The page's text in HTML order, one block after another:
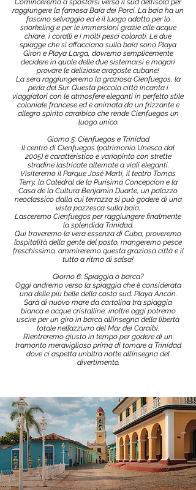
Cominceremo a spostarsi verso il sud dell’isola per
raggiungere la famosa Baia dei Porci. La baia ha un
fascino selvaggio ed è il luogo adatto per lo
snorkeling e per le immersioni grazie alle acque
chiare, i coralli e i molti pesci colorati. Le due
spiagge che si affacciano sulla baia sono Playa
Giron e Playa Larga, dovremo semplicemente
decidere in quale delle due sistemarsi e magari
provare le deliziose aragoste cubane!
La sera raggiungeremo la graziosa Cienfuegos, la
perla del Sur. Questa piccola città incanta i
viaggiatori con le atmosfere eleganti in perfetto stile
coloniale francese ed è animata da un frizzante e
allegro spirito caraibico che rende Cienfuegos un
luogo unico.
Giorno 5: Cienfuegos e Trinidad
Il centro di Cienfuegos (patrimonio Unesco dal
2005) è caratteristico e variopinto con strette
stradine lastricate alternate a viali eleganti.
Visiteremo il Parque José Marti, il teatro Tomas
Terry, la Catedral de la Purísima Concepcion e la
Casa de la Cultura Benjamin Duarte, un palazzo
neoclassico dalla cui terrazza si può godere di una
vista pazzesca sulla baia.
Lasceremo Cienfuegos per raggiungere finalmente
la splendida Trinidad.
Qui troveremo la vera essenza di Cuba, proveremo
l’ospitalità della gente del posto, mangeremo pesce
freschissimo, ammireremo questa graziosa città e il
tutto a ritmo di salsa!
Giorno 6: Spiaggia o barca?
Oggi andremo verso la spiaggia che è considerata
una delle più belle della costa sud: Playa Ancón.
Sarà di nuovo mare da cartolina tra spiaggia
bianca e acque cristalline, inoltre oggi potremo
uscire per un giro in barca all’insegna della libertà
totale nell’azzurro del Mar dei Caraibi.
Rientreremo giusto in tempo per godere di un
tramonto meraviglioso prima di tornare a Trinidad
dove ci aspetta un’altra notte all’insegna del
divertimento.